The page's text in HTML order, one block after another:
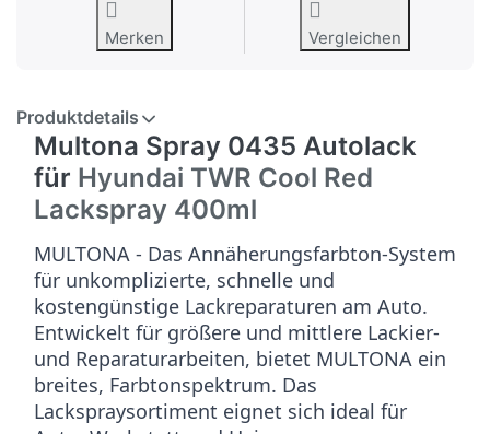
Merken Vergleichen
Produktdetails
Multona Spray 0435 Autolack
für Hyundai TWR Cool Red
Lackspray 400ml
MULTONA - Das Annäherungsfarbton-System
für unkomplizierte, schnelle und
kostengünstige Lackreparaturen am Auto.
Entwickelt für größere und mittlere Lackier-
und Reparaturarbeiten, bietet MULTONA ein
breites, Farbtonspektrum. Das
Lackspraysortiment eignet sich ideal für